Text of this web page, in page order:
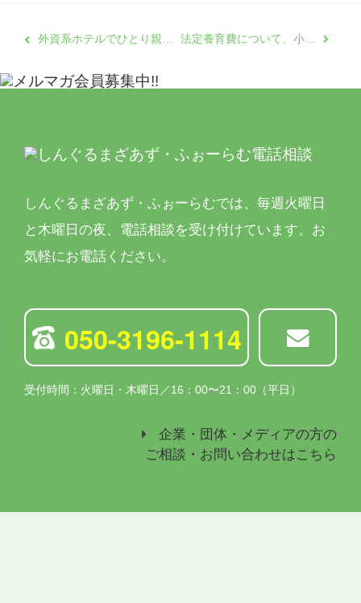
外資系ホテルでひとり親家庭の高校生が職場体験 プロのマルチタスクに発見がたくさん！
しんぐるまざあず・ふぉーらむでは、 毎週火曜日
と木曜日の夜、電話相談を受け付けています。 お
気軽にお電話ください。
050-3196-1114
受付時間：火曜日・木曜日／16：00〜21：00（平日）
企業・団体・メディアの方の
ご相談・お問い合わせはこちら